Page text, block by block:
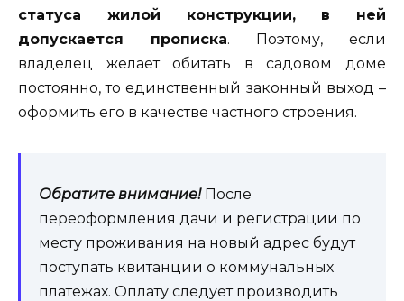
статуса жилой конструкции, в ней
допускается прописка. Поэтому, если
владелец желает обитать в садовом доме
постоянно, то единственный законный выход –
оформить его в качестве частного строения.
Обратите внимание!После
переоформления дачи и регистрации по
месту проживания на новый адрес будут
поступать квитанции о коммунальных
платежах. Оплату следует производить